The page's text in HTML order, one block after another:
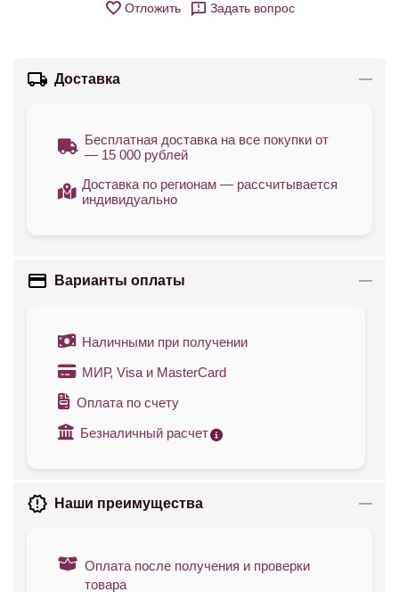
Отложить Задать вопрос
Доставка
Бесплатная доставка на все покупки от
— 15 000 рублей
Доставка по регионам — рассчитывается
индивидуально
Варианты оплаты
Наличными при получении
МИР, Visa и MasterCard
Оплата по счету
Безналичный расчет
Наши преимущества
Оплата после получения и проверки
товара